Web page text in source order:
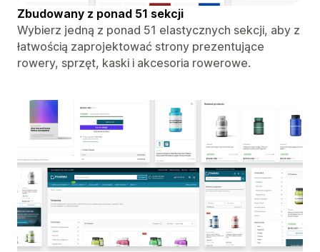
Zbudowany z ponad 51 sekcji
Wybierz jedną z ponad 51 elastycznych sekcji, aby z
łatwością zaprojektować strony prezentujące
rowery, sprzęt, kaski i akcesoria rowerowe.